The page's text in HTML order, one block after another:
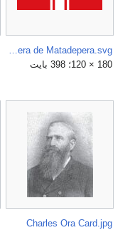
Bandera de Matadepera.svg
180 × 120؛ 398 بايت
Charles Ora Card.jpg